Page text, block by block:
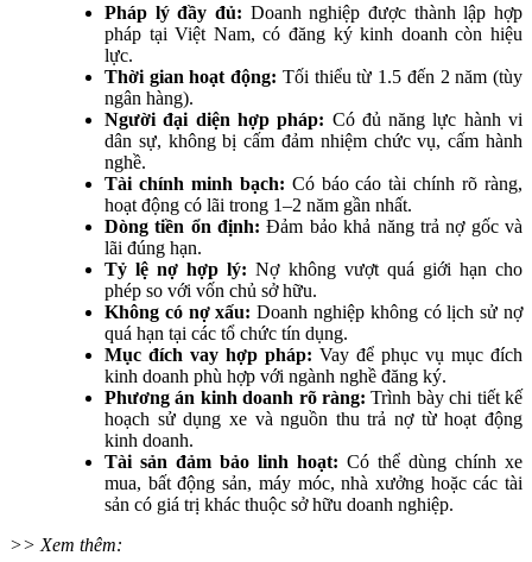
Pháp lý đầy đủ: Doanh nghiệp được thành lập hợp
pháp tại Việt Nam, có đăng ký kinh doanh còn hiệu
lực.
Thời gian hoạt động: Tối thiểu từ 1.5 đến 2 năm (tùy
ngân hàng).
Người đại diện hợp pháp: Có đủ năng lực hành vi
dân sự, không bị cấm đảm nhiệm chức vụ, cấm hành
nghề.
Tài chính minh bạch: Có báo cáo tài chính rõ ràng,
hoạt động có lãi trong 1–2 năm gần nhất.
Dòng tiền ổn định:Đảm bảo khả năng trả nợ gốc và
lãi đúng hạn.
Tỷ lệ nợ hợp lý: Nợ không vượt quá giới hạn cho
phép so với vốn chủ sở hữu.
Không có nợ xấu: Doanh nghiệp không có lịch sử nợ
quá hạn tại các tổ chức tín dụng.
Mục đích vay hợp pháp: Vay để phục vụ mục đích
kinh doanh phù hợp với ngành nghề đăng ký.
Phương án kinh doanh rõ ràng:Trình bày chi tiết kế
hoạch sử dụng xe và nguồn thu trả nợ từ hoạt động
kinh doanh.
Tài sản đảm bảo linh hoạt: Có thể dùng chính xe
mua, bất động sản, máy móc, nhà xưởng hoặc các tài
sản có giá trị khác thuộc sở hữu doanh nghiệp.
>> Xem thêm: